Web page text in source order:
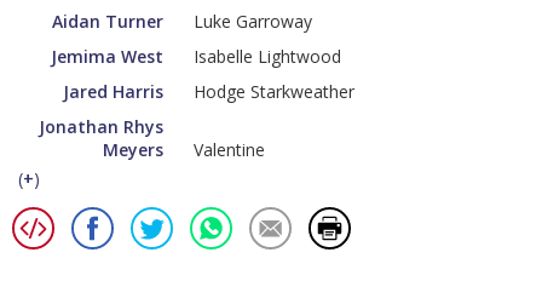
Aidan Turner
Luke Garroway
Jemima West
Isabelle Lightwood
Jared Harris
Hodge Starkweather
Jonathan Rhys
Meyers
Valentine
(+)